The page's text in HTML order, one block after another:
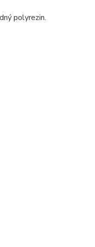
polyrezin.